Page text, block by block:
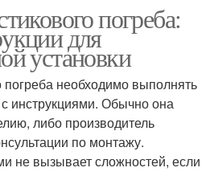
погреба:
для
установки
погреба необходимо выполнять
с инструкциями. Обычно она
либо производитель
по монтажу.
не вызывает сложностей, если